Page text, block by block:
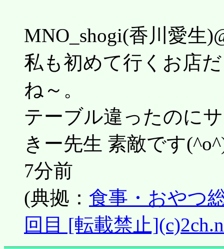
MNO_shogi(香川愛生
私も初めて行くお店
ね～。
テーブル違ったのに
きー先生 素敵です
7分前
(典拠： 食事・おやつ
回目 [転載禁止